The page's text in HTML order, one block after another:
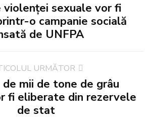
sexuale vor fi
o campanie socială
de UNFPA
URMĂTOR
mii de tone de grâu
fi eliberate din rezervele
de stat